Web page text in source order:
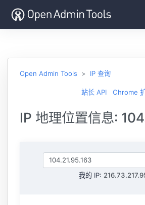
Open Admin Tools IP 查询
站长 API Chrome
IP 地理位置信息:
我的 IP: